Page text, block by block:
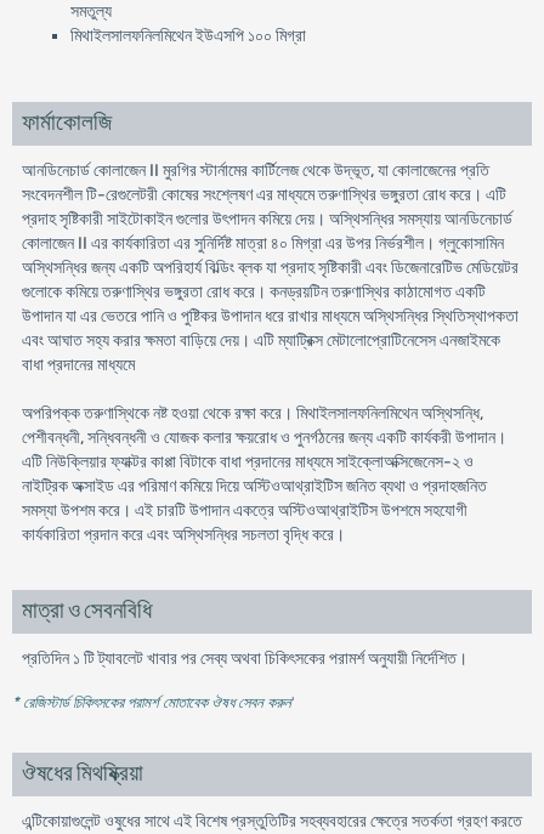
সমতুল্য
মিথাইলসালফনিলমিথেন ইউএসপি ১০০ মিগ্রা
ফার্মাকোলজি
আনডিনেচার্ড কোলাজেন II মুরগির স্টার্নামের কার্টিলেজ থেকে উদ্ভূত, যা কোলাজেনের প্রতি
সংবেদনশীল টি-রেগুলেটরী কোষের সংশ্লেষণ এর মাধ্যমে তরুণাস্থির ভঙ্গুরতা রোধ করে। এটি
প্রদাহ সৃষ্টিকারী সাইটোকাইন গুলোর উৎপাদন কমিয়ে দেয়। অস্থিসন্ধির সমস্যায় আনডিনেচার্ড
কোলাজেন II এর কার্যকারিতা এর সুনির্দিষ্ট মাত্রা ৪০ মিগ্রা এর উপর নির্ভরশীল। গ্লুকোসামিন
অস্থিসন্ধির জন্য একটি অপরিহার্য বিল্ডিং ব্লক যা প্রদাহ সৃষ্টিকারী এবং ডিজেনারেটিভ মেডিয়েটর
গুলোকে কমিয়ে তরুণাস্থির ভঙ্গুরতা রোধ করে। কনড্রয়টিন তরুণাস্থির কাঠামোগত একটি
উপাদান যা এর ভেতরে পানি ও পুষ্টিকর উপাদান ধরে রাখার মাধ্যমে অস্থিসন্ধির স্থিতিস্থাপকতা
এবং আঘাত সহ্য করার ক্ষমতা বাড়িয়ে দেয়। এটি ম্যাট্রিক্স মেটালোপ্রোটিনেসেস এনজাইমকে
বাধা প্রদানের মাধ্যমে
অপরিপক্ক তরুণাস্থিকে নষ্ট হওয়া থেকে রক্ষা করে। মিথাইলসালফনিলমিথেন অস্থিসন্ধি,
পেশীবন্ধনী, সন্ধিবন্ধনী ও যোজক কলার ক্ষয়রোধ ও পুনর্গঠনের জন্য একটি কার্যকরী উপাদান।
এটি নিউক্লিয়ার ফ্যাক্টর কাপ্পা বিটাকে বাধা প্রদানের মাধ্যমে সাইক্লোঅক্সিজেনেস-২ ও
নাইট্রিক অক্সাইড এর পরিমাণ কমিয়ে দিয়ে অস্টিওআথ্রাইটিস জনিত ব্যথা ও প্রদাহজনিত
সমস্যা উপশম করে। এই চারটি উপাদান একত্রে অস্টিওআথ্রাইটিস উপশমে সহযোগী
কার্যকারিতা প্রদান করে এবং অস্থিসন্ধির সচলতা বৃদ্ধি করে।
মাত্রা ও সেবনবিধি
প্রতিদিন ১ টি ট্যাবলেট খাবার পর সেব্য অথবা চিকিৎসকের পরামর্শ অনুযায়ী নির্দেশিত।
* রেজিস্টার্ড চিকিৎসকের পরামর্শ মোতাবেক ঔষধ সেবন করুন'
ঔষধের মিথষ্ক্রিয়া
এন্টিকোয়াগুলেন্ট ওষুধের সাথে এই বিশেষ প্রস্তুতিটির সহব্যবহারের ক্ষেত্রে সতর্কতা গ্রহণ করতে